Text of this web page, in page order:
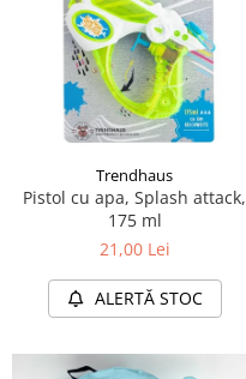
Trendhaus
Pistol cu apa, Splash attack,
175 ml
21,00 Lei
ALERTĂ STOC